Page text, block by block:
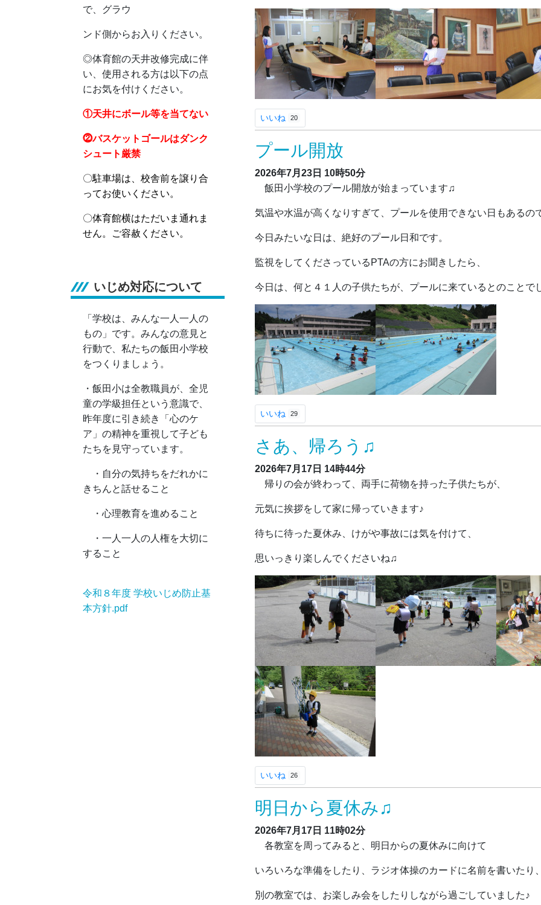
で、グラウ
ンド側からお入りください。
◎体育館の天井改修完成に伴
い、使用される方は以下の点
にお気を付けください。
①天井にボール等を当てない
⓶バスケットゴールはダンク
シュート厳禁
〇駐車場は、校舎前を譲り合
ってお使いください。
〇体育館横はただいま通れま
せん。ご容赦ください。
いじめ対応について
「学校は、みんな一人一人の
もの」です。みんなの意見と
行動で、私たちの飯田小学校
をつくりましょう。
・飯田小は全教職員が、全児
童の学級担任という意識で、
昨年度に引き続き「心のケ
ア」の精神を重視して子ども
たちを見守っています。
・自分の気持ちをだれかに
きちんと話せること
・心理教育を進めること
・一人一人の人権を大切に
すること
令和８年度 学校いじめ防止基
本方針.pdf
いいね 20
プール開放
2026年7月23日 10時50分
飯田小学校のプール開放が始まっています♫
気温や水温が高くなりすぎて、プールを使用できない日もあるの
今日みたいな日は、絶好のプール日和です。
監視をしてくださっているPTAの方にお聞きしたら、
今日は、何と４１人の子供たちが、プールに来ているとのことで
いいね 29
さあ、帰ろう♫
2026年7月17日 14時44分
帰りの会が終わって、両手に荷物を持った子供たちが、
元気に挨拶をして家に帰っていきます♪
待ちに待った夏休み、けがや事故には気を付けて、
思いっきり楽しんでくださいね♫
いいね 26
明日から夏休み♫
2026年7月17日 11時02分
各教室を周ってみると、明日からの夏休みに向けて
いろいろな準備をしたり、ラジオ体操のカードに名前を書いたり
別の教室では、お楽しみ会をしたりしながら過ごしていました♪